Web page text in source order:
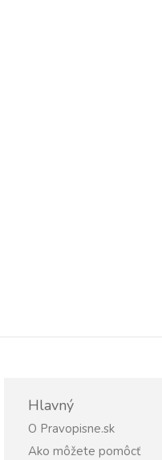
Hlavný
O Pravopisne.sk
Ako môžete pomôcť